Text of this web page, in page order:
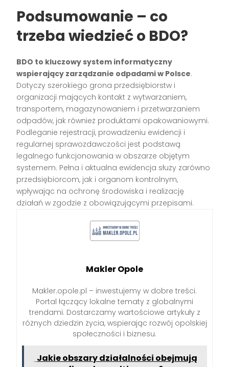
Podsumowanie – co
trzeba wiedzieć o BDO?
BDO to kluczowy system informatyczny
wspierający zarządzanie odpadami w Polsce.
Dotyczy szerokiego grona przedsiębiorstw i
organizacji mających kontakt z wytwarzaniem,
transportem, magazynowaniem i przetwarzaniem
odpadów, jak również produktami opakowaniowymi.
Podleganie rejestracji, prowadzeniu ewidencji i
regularnej sprawozdawczości jest podstawą
legalnego funkcjonowania w obszarze objętym
systemem. Pełna i aktualna ewidencja służy zarówno
przedsiębiorcom, jak i organom kontrolnym,
wpływając na ochronę środowiska i realizację
działań w zgodzie z obowiązującymi przepisami.
Makler Opole
Makler.opole.pl – inwestujemy w dobre treści.
Portal łączący lokalne tematy z globalnymi
trendami. Dostarczamy wartościowe artykuły z
różnych dziedzin życia, wspierając rozwój opolskiej
społeczności i biznesu.
Jakie obszary działalności obejmują